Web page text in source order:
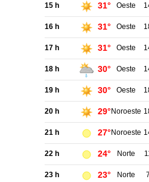
15 h 31° Oeste
16 h 31° Oeste
17 h 31° Oeste
18 h 30° Oeste
19 h 30° Oeste
20 h 29° Noroeste
21 h 27° Noroeste
22 h 24° Norte
23 h 23° Norte